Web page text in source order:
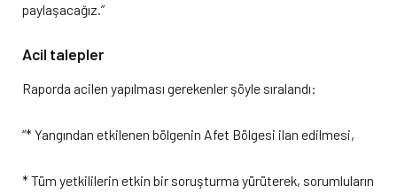
paylaşacağız.”
Acil talepler
Raporda acilen yapılması gerekenler şöyle sıralandı:
“* Yangından etkilenen bölgenin Afet Bölgesi ilan edilmesi,
* Tüm yetkililerin etkin bir soruşturma yürüterek, sorumluların